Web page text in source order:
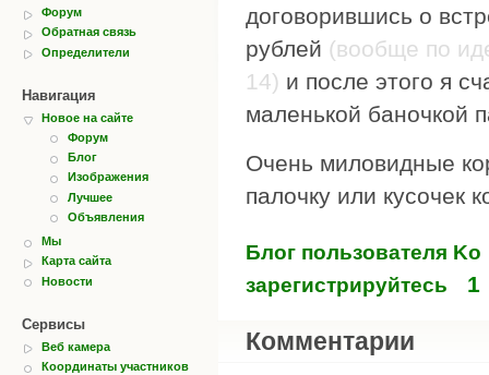
Форум
Обратная связь
Определители
Навигация
Новое на сайте
Форум
Блог
Изображения
Лучшее
Объявления
Мы
Карта сайта
Новости
Сервисы
Веб камера
Координаты участников
договорившись о
рублей (вообще по
14) и после этого я
маленькой баночкой
Очень миловидные
палочку или кусочек
Блог пользователя Ko
зарегистрируйтесь
1
Комментарии